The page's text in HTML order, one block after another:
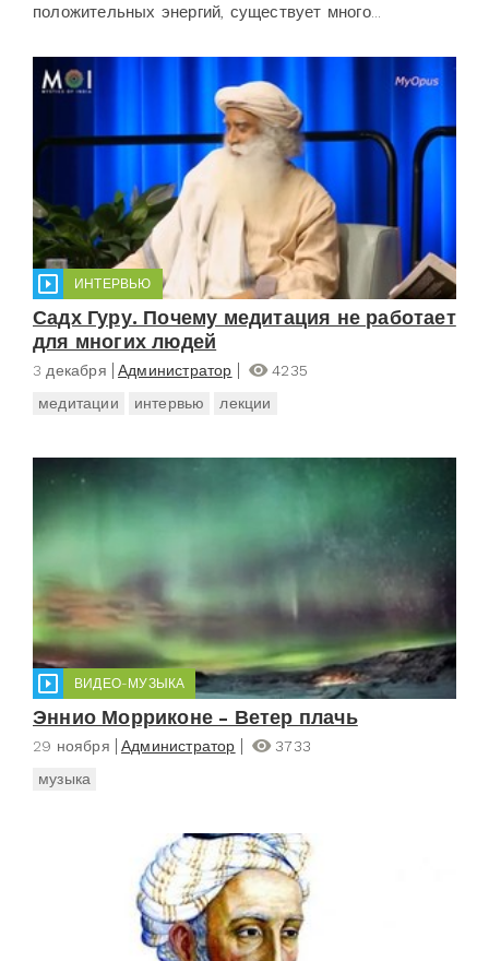
положительных энергий, существует много...
ИНТЕРВЬЮ
Садх Гуру. Почему медитация не работает
для многих людей
3 декабря Администратор
4235
медитации
интервью лекции
ВИДЕО-МУЗЫКА
Эннио Морриконе - Ветер плачь
29 ноября Администратор
3733
музыка